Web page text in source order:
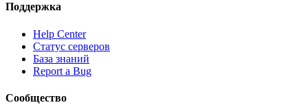
Поддержка
Help Center
Статус серверов
База знаний
Report a Bug
Сообщество